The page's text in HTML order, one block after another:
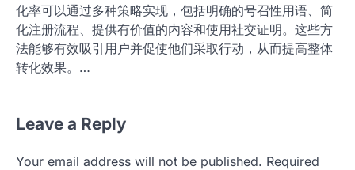
化率可以通过多种策略实现，包括明确的号召性用语、简
化注册流程、提供有价值的内容和使用社交证明。这些方
法能够有效吸引用户并促使他们采取行动，从而提高整体
转化效果。…
Leave a Reply
Your email address will not be published. Required